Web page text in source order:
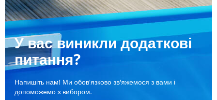
У вас виникли додаткові
питання?
Напишіть нам! Ми обов'язково зв'яжемося з вами і
допоможемо з вибором.